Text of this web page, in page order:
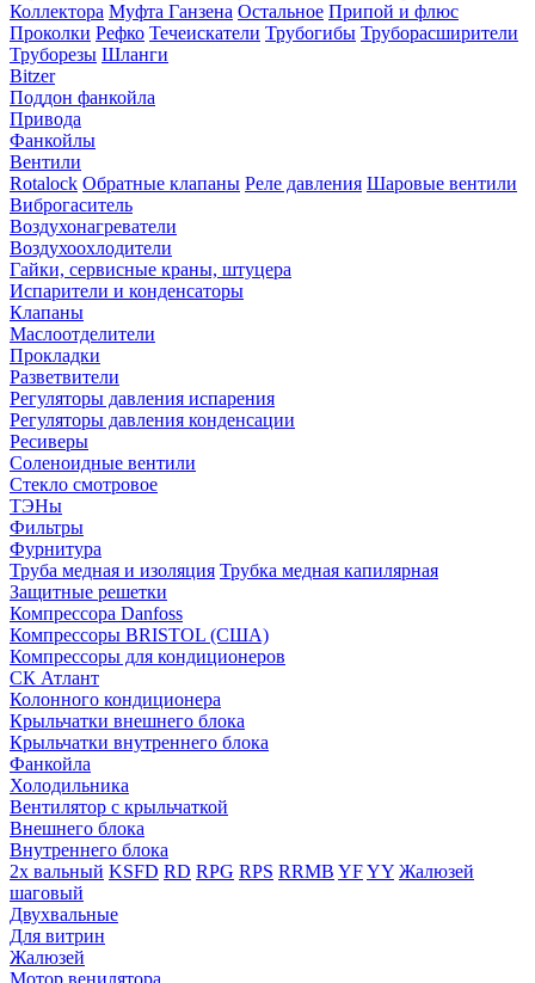
Коллектора Муфта Ганзена Остальное Припой и флюс
Проколки Рефко Течеискатели Трубогибы Труборасширители
Труборезы Шланги
Bitzer
Поддон фанкойла
Привода
Фанкойлы
Вентили
Rotalock Обратные клапаны Реле давления Шаровые вентили
Виброгаситель
Воздухонагреватели
Воздухоохлодители
Гайки, сервисные краны, штуцера
Испарители и конденсаторы
Клапаны
Маслоотделители
Прокладки
Разветвители
Регуляторы давления испарения
Регуляторы давления конденсации
Ресиверы
Соленоидные вентили
Стекло смотровое
ТЭНы
Фильтры
Фурнитура
Труба медная и изоляция Трубка медная капилярная
Защитные решетки
Компрессора Danfoss
Компрессоры BRISTOL (США)
Компрессоры для кондиционеров
СК Атлант
Колонного кондиционера
Крыльчатки внешнего блока
Крыльчатки внутреннего блока
Фанкойла
Холодильника
Вентилятор с крыльчаткой
Внешнего блока
Внутреннего блока
2х вальный KSFD RD RPG RPS RRMB YFYY Жалюзей
шаговый
Двухвальные
Для витрин
Жалюзей
Мотор венилятора